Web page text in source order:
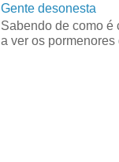
Gente desonesta
Sabendo de como é
a ver os